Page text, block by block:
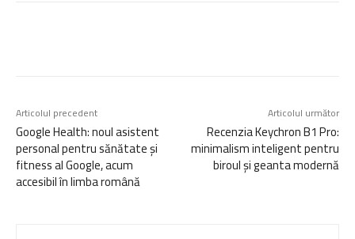
Articolul precedent
Google Health: noul asistent
personal pentru sănătate și
fitness al Google, acum
accesibil în limba română
Articolul următor
Recenzia Keychron B1 Pro:
minimalism inteligent pentru
biroul și geanta modernă